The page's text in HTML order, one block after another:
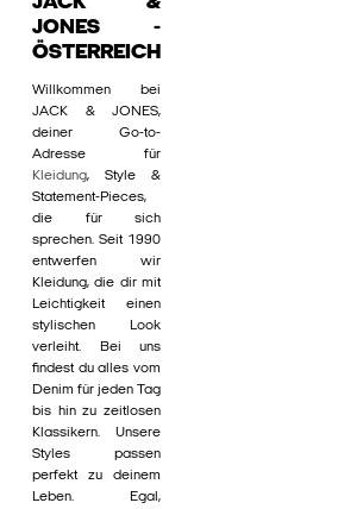
JONES -
ÖSTERREICH
Willkommen bei
JACK & JONES,
deiner Go-to-
Adresse für
Kleidung, Style &
Statement-Pieces,
die für sich
sprechen. Seit 1990
entwerfen wir
Kleidung, die dir mit
Leichtigkeit einen
stylischen Look
verleiht. Bei uns
findest du alles vom
Denim für jeden Tag
bis hin zu zeitlosen
Klassikern. Unsere
Styles passen
perfekt zu deinem
Leben. Egal,